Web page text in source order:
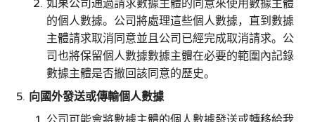
如果公司通過請求數據主體的同意來使用數據主體
的個人數據。公司將處理這些個人數據，直到數據
主體請求取消同意並且公司已經完成取消請求。公
司也將保留個人數據數據主體在必要的範圍內記錄
數據主體是否撤回該同意的歷史。
向國外發送或傳輸個人數據